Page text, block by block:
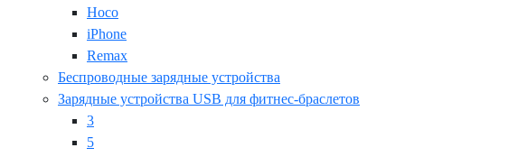
Hoco
iPhone
Remax
Беспроводные зарядные устройства
Зарядные устройства USB для фитнес-браслетов
3
5